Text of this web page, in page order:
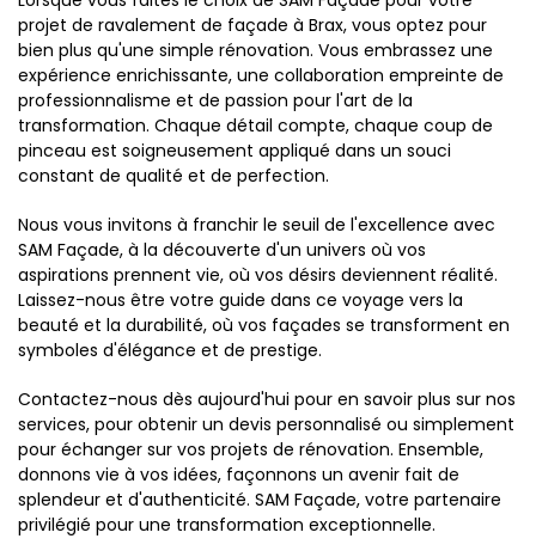
projet de ravalement de façade à Brax, vous optez pour
bien plus qu'une simple rénovation. Vous embrassez une
expérience enrichissante, une collaboration empreinte de
professionnalisme et de passion pour l'art de la
transformation. Chaque détail compte, chaque coup de
pinceau est soigneusement appliqué dans un souci
constant de qualité et de perfection.
Nous vous invitons à franchir le seuil de l'excellence avec
SAM Façade, à la découverte d'un univers où vos
aspirations prennent vie, où vos désirs deviennent réalité.
Laissez-nous être votre guide dans ce voyage vers la
beauté et la durabilité, où vos façades se transforment en
symboles d'élégance et de prestige.
Contactez-nous dès aujourd'hui pour en savoir plus sur nos
services, pour obtenir un devis personnalisé ou simplement
pour échanger sur vos projets de rénovation. Ensemble,
donnons vie à vos idées, façonnons un avenir fait de
splendeur et d'authenticité. SAM Façade, votre partenaire
privilégié pour une transformation exceptionnelle.